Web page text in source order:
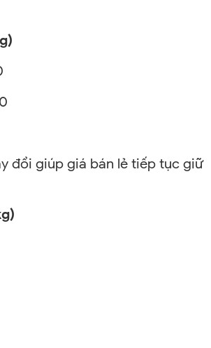
đổi giúp giá bán lẻ tiếp tục giữ